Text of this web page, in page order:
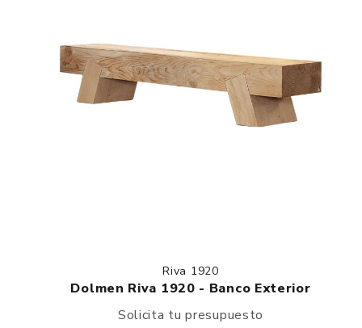
Riva 1920
Dolmen Riva 1920 - Banco Exterior
Solicita tu presupuesto